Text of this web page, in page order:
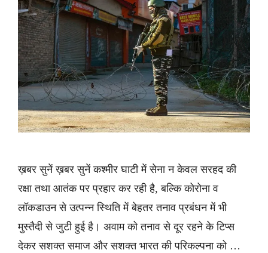
ख़बर सुनें ख़बर सुनें कश्मीर घाटी में सेना न केवल सरहद की
रक्षा तथा आतंक पर प्रहार कर रही है, बल्कि कोरोना व
लॉकडाउन से उत्पन्न स्थिति में बेहतर तनाव प्रबंधन में भी
मुस्तैदी से जुटी हुई है। अवाम को तनाव से दूर रहने के टिप्स
देकर सशक्त समाज और सशक्त भारत की परिकल्पना को …